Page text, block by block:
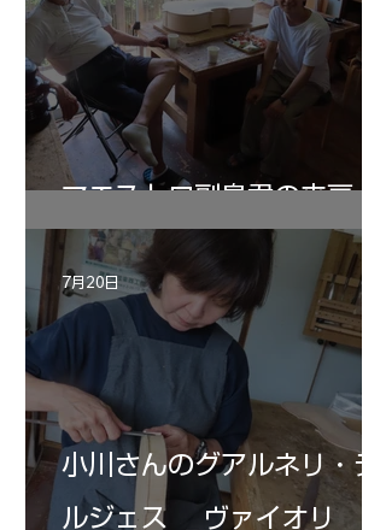
マエストロ副島君の来房
小川さんのグアルネリ・デ
ルジェス ヴァイオリ
7月20日